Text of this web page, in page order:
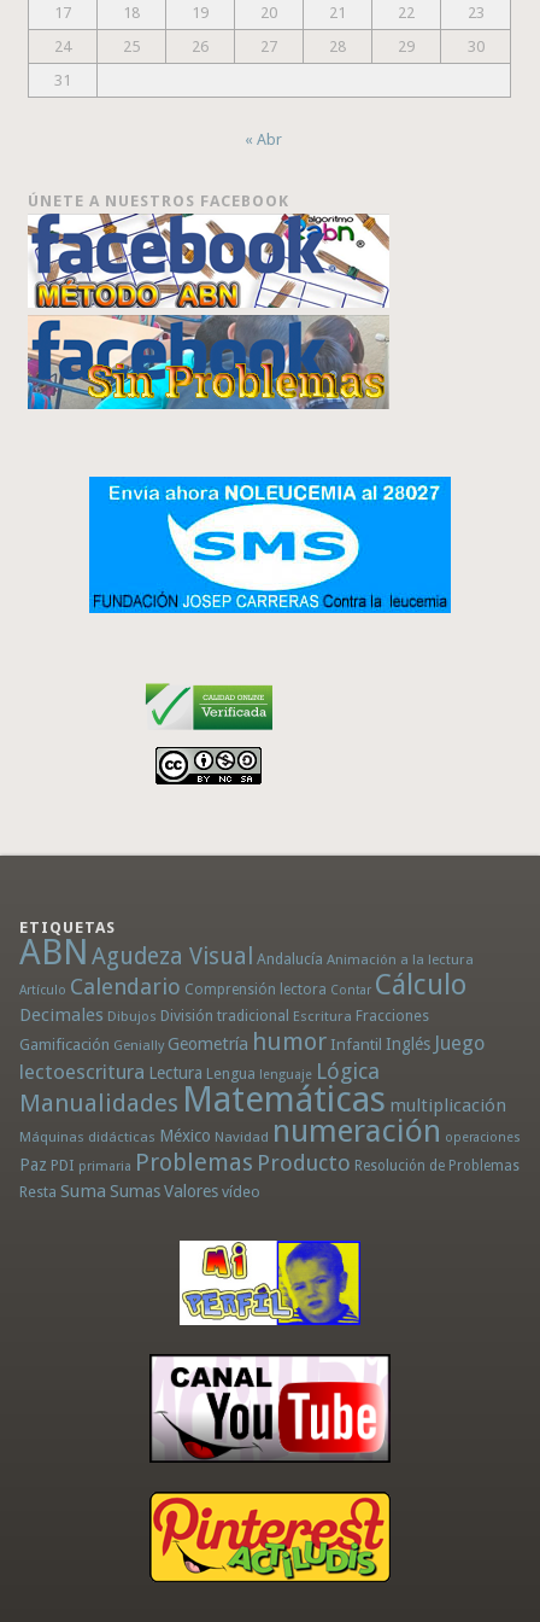
17
18 19 20 21 22
23
24
25 26 27 28 29
30
31
« Abr
ÚNETE A NUESTROS FACEBOOK
ETIQUETAS
ABN Agudeza Visual Andalucía Animación a la lectura
Artículo Calendario Comprensión lectora Contar Cálculo
Decimales Dibujos División tradicional Escritura Fracciones
Gamificación Genially Geometría humor Infantil Inglés Juego
lectoescritura Lectura Lengua lenguaje Lógica
Manualidades Matemáticas multiplicación
Máquinas didácticas México Navidad numeración operaciones
Paz PDI primaria Problemas Producto Resolución de Problemas
Resta Suma Sumas Valores vídeo